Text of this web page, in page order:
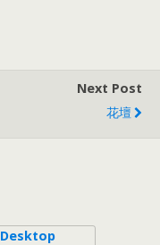
Next Post
花壇
Desktop